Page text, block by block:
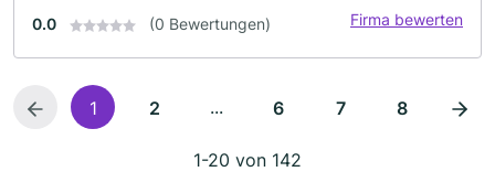
0.0 (0 Bewertungen) Firma bewerten
1 2 ... 6 7 8
1-20 von 142